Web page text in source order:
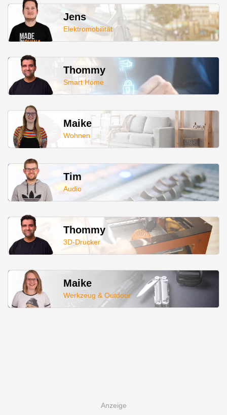
Jens
Elektromobilität
Thommy
Smart Home
Maike
Wohnen
Tim
Audio
Thommy
3D-Drucker
Maike
Werkzeug & Outdoor